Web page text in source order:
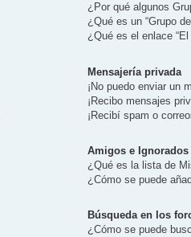
¿Por qué algunos
¿Qué es un “Grupo
¿Qué es el enlace “El
Mensajería privada
¡No puedo enviar un
¡Recibo mensajes
¡Recibí spam o
Amigos e Ignorados
¿Qué es la lista de
¿Cómo se puede
Búsqueda en los
¿Cómo se puede